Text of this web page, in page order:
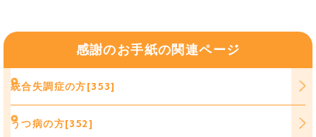
感謝のお手紙の関連ページ
統合失調症の方[353]
うつ病の方[352]